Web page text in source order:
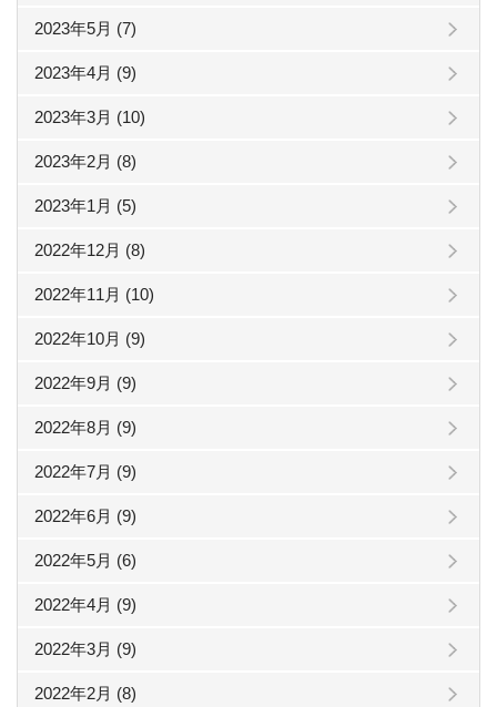
2023年5月 (7)
2023年4月 (9)
2023年3月 (10)
2023年2月 (8)
2023年1月 (5)
2022年12月 (8)
2022年11月 (10)
2022年10月 (9)
2022年9月 (9)
2022年8月 (9)
2022年7月 (9)
2022年6月 (9)
2022年5月 (6)
2022年4月 (9)
2022年3月 (9)
2022年2月 (8)